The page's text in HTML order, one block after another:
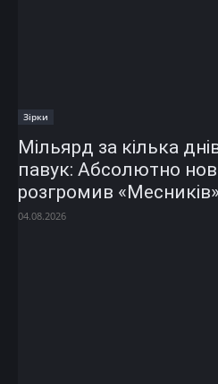
Зірки
Мільярд за кілька
павук: Абсолютно
розгромив
04.08.2026